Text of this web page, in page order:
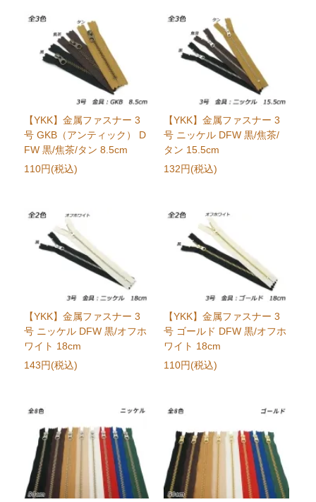
【YKK】金属ファスナー 3
号 GKB（アンティック） D
FW 黒/焦茶/タン 8.5cm
110円(税込)
【YKK】金属ファスナー 3
号 ニッケル DFW 黒/焦茶/
タン 15.5cm
132円(税込)
【YKK】金属ファスナー 3
号 ニッケル DFW 黒/オフホ
ワイト 18cm
143円(税込)
【YKK】金属ファスナー 3
号 ゴールド DFW 黒/オフホ
ワイト 18cm
110円(税込)